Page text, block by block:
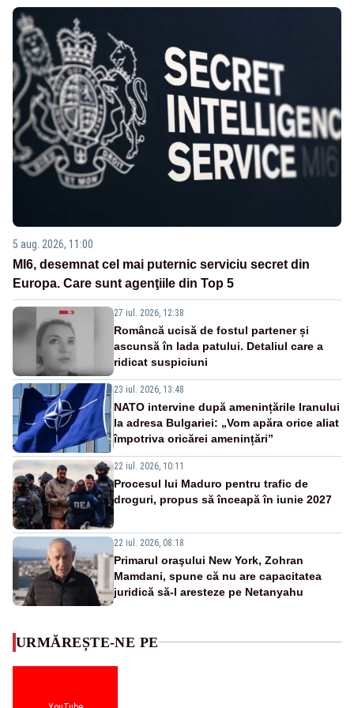
5 aug. 2026, 11:00
MI6, desemnat cel mai puternic serviciu secret din
Europa. Care sunt agenţiile din Top 5
27 iul. 2026, 12:38
Româncă ucisă de fostul partener și
ascunsă în lada patului. Detaliul care a
ridicat suspiciuni
23 iul. 2026, 13:48
NATO intervine după amenințările Iranului
la adresa Bulgariei: „Vom apăra orice aliat
împotriva oricărei amenințări”
22 iul. 2026, 10:11
Procesul lui Maduro pentru trafic de
droguri, propus să înceapă în iunie 2027
22 iul. 2026, 08:18
Primarul oraşului New York, Zohran
Mamdani, spune că nu are capacitatea
juridică să-l aresteze pe Netanyahu
URMĂREȘTE-NE PE